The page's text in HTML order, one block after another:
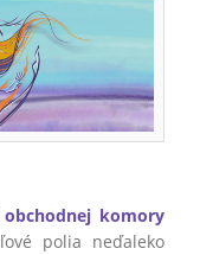
obchodnej komory
polia neďaleko